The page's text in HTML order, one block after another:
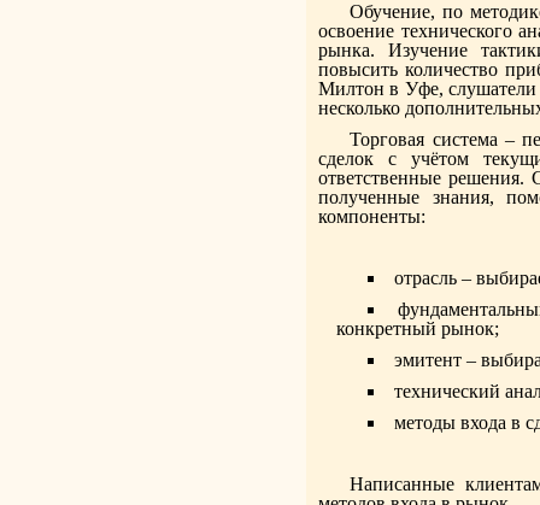
Обучение, по
освоение технического
рынка. Изучение
повысить количество
Милтон в Уфе, слушатели
несколько
Торговая система –
сделок с учётом
ответственные
полученные знания,
компоненты:
отрасль –
конкретный рынок;
эмитент –
технический
методы входа в
Написанные